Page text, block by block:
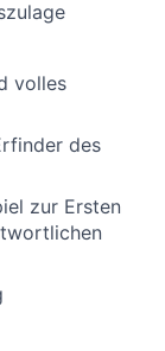
volles
des
zur Ersten